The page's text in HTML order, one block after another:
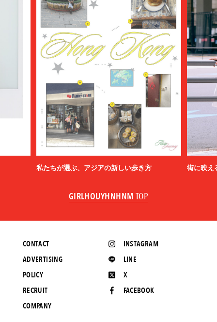
私たちが選ぶ、アジアの新しい歩き方 街に映え
GIRLHOUYHNHNM TOP
INSTAGRAM
LINE
X
FACEBOOK
CONTACT
ADVERTISING
POLICY
RECRUIT
COMPANY